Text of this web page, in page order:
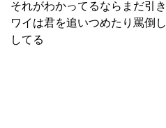
それがわかってるならまだ引
ワイは君を追いつめたり罵倒
してる